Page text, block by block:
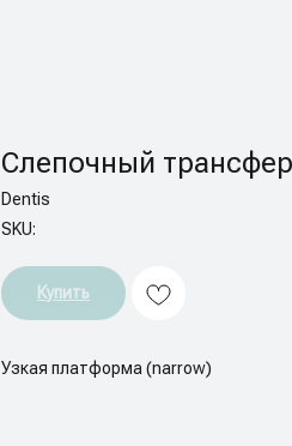
Слепочный
Dentis
SKU:
Купить
Узкая платформа (narrow)